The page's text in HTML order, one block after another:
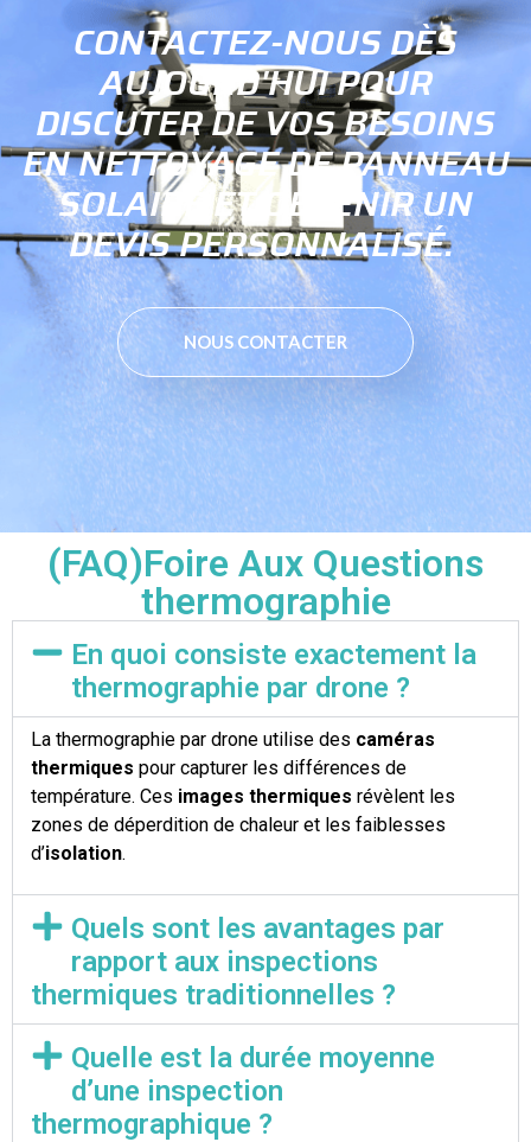
CONTACTEZ-NOUS DÈS
AUJOURD'HUI POUR
DISCUTER DE VOS BESOINS
EN NETTOYAGE DE PANNEAU
SOLAIRE ET OBTENIR UN
DEVIS PERSONNALISÉ.
NOUS CONTACTER
(FAQ)Foire Aux Questions
thermographie
En quoi consiste exactement la
thermographie par drone ?
La thermographie par drone utilise des caméras
thermiques pour capturer les différences de
température. Ces images thermiques révèlent les
zones de déperdition de chaleur et les faiblesses
d’isolation.
Quels sont les avantages par
rapport aux inspections
thermiques traditionnelles ?
Quelle est la durée moyenne
d’une inspection
thermographique ?